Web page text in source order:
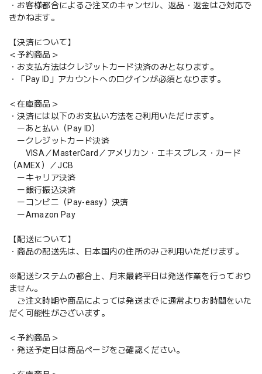
・お客様都合によるご注文のキャンセル、返品・返金はご対応で
きかねます。
【決済について】
＜予約商品＞
・お支払方法はクレジットカード決済のみとなります。
・「Pay ID」アカウントへのログインが必須となります。
＜在庫商品＞
・決済には以下のお支払い方法をご利用いただけます。
ーあと払い（Pay ID）
ークレジットカード決済
VISA／MasterCard／アメリカン・エキスプレス・カード
（AMEX）／JCB
ーキャリア決済
ー銀行振込決済
ーコンビニ（Pay-easy）決済
ーAmazon Pay
【配送について】
・商品の配送先は、日本国内の住所のみご利用いただけます。
※配送システムの都合上、月末最終平日は発送作業を行っており
ません。
ご注文時期や商品によっては発送までに通常よりお時間をいた
だく可能性がございます。
＜予約商品＞
・発送予定日は商品ページをご確認ください。